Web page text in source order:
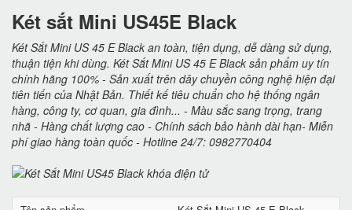
Két sắt Mini US45E Black
Két Sắt Mini US 45 E Black an toàn, tiện dụng, dễ dàng sử dụng,
thuận tiện khi dùng. Két Sắt Mini US 45 E Black sản phẩm uy tín
chính hãng 100% - Sản xuất trên dây chuyền công nghệ hiện đại
tiên tiến của Nhật Bản. Thiết kế tiêu chuẩn cho hệ thống ngân
hàng, công ty, cơ quan, gia đình... - Màu sắc sang trọng, trang
nhã - Hàng chất lượng cao - Chính sách bảo hành dài hạn- Miễn
phí giao hàng toàn quốc - Hotline 24/7: 0982770404